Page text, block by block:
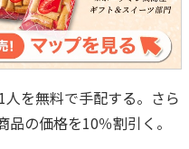
を無料で手配する。さら
の価格を10％割引く。